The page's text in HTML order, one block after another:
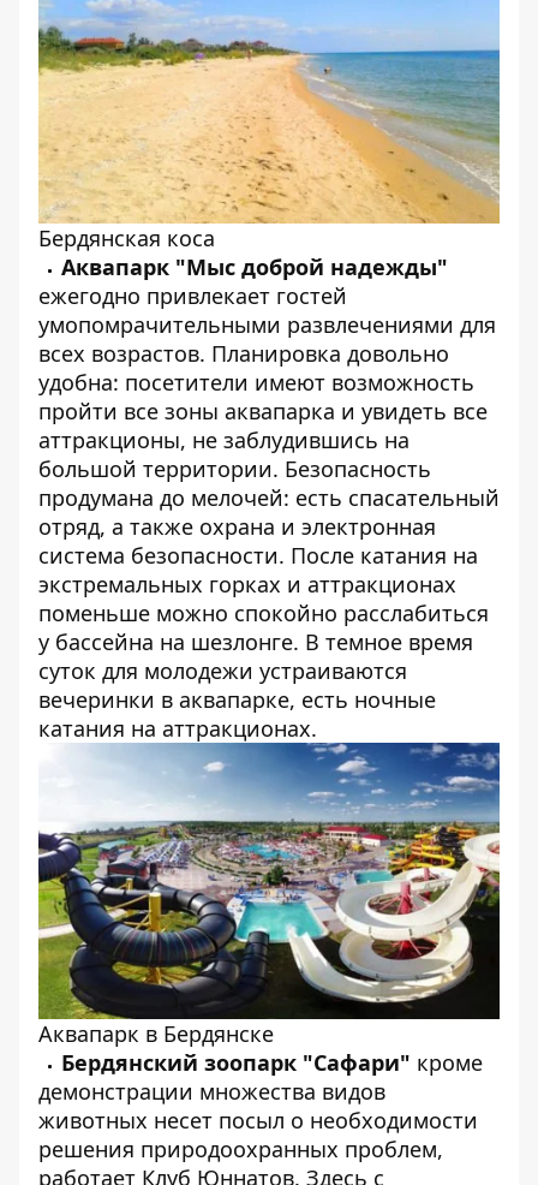
Бердянская коса
Аквапарк "Мыс доброй надежды"
ежегодно привлекает гостей
умопомрачительными развлечениями для
всех возрастов. Планировка довольно
удобна: посетители имеют возможность
пройти все зоны аквапарка и увидеть все
аттракционы, не заблудившись на
большой территории. Безопасность
продумана до мелочей: есть спасательный
отряд, а также охрана и электронная
система безопасности. После катания на
экстремальных горках и аттракционах
поменьше можно спокойно расслабиться
у бассейна на шезлонге. В темное время
суток для молодежи устраиваются
вечеринки в аквапарке, есть ночные
катания на аттракционах.
Аквапарк в Бердянске
Бердянский зоопарк "Сафари" кроме
демонстрации множества видов
животных несет посыл о необходимости
решения природоохранных проблем,
работает Клуб Юннатов. Здесь с